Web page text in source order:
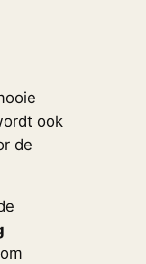
ook
de